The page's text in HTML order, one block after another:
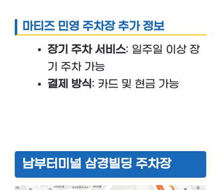
마티즈 민영 주차장 추가 정보
장기 주차 서비스: 일주일 이상 장
기 주차 가능
결제 방식: 카드 및 현금 가능
남부터미널 삼경빌딩 주차장